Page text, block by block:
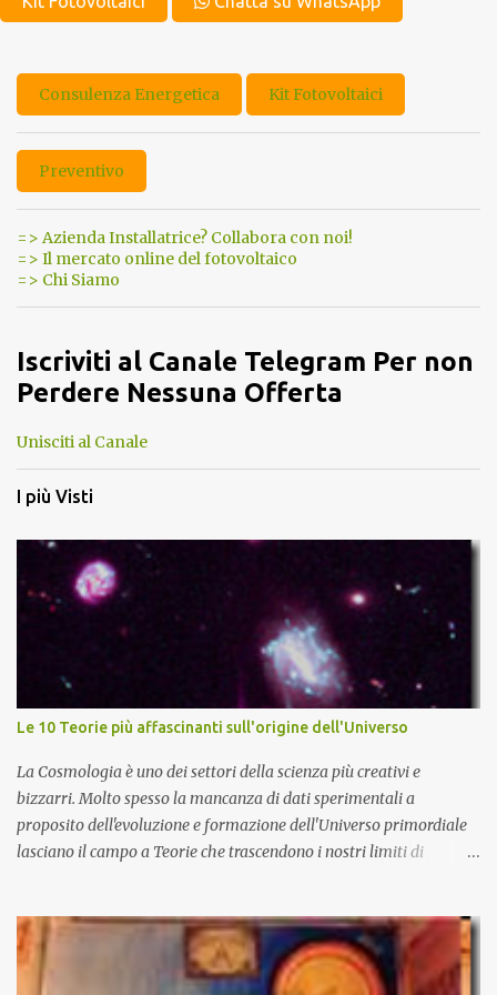
Consulenza Energetica Kit Fotovoltaici
Preventivo
=> Azienda Installatrice? Collabora con noi!
=> Il mercato online del fotovoltaico
=> Chi Siamo
Iscriviti al Canale Telegram Per non
Perdere Nessuna Offerta
Unisciti al Canale
I più Visti
Le 10 Teorie più affascinanti sull'origine dell'Universo
La Cosmologia è uno dei settori della scienza più creativi e
bizzarri. Molto spesso la mancanza di dati sperimentali a
proposito dell'evoluzione e formazione dell'Universo primordiale
lasciano il campo a Teorie che trascendono i nostri limiti di
più accreditata, il Big-Bang e l'Universo inflazionario, ha dei
paradossi e delle lacune difficilmente sormontabili che sono tali da
far pensare che con il miglioramento delle osservazioni